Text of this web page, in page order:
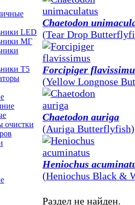
LED
МГ
Т5
очистки
Chaetodon
(Tear Drop
Forcipiger
(Yellow Longnose
Chaetodon auriga
(Auriga Butterflyfish)
Heniochus
(Heniochus Black &
Раздел не найден.